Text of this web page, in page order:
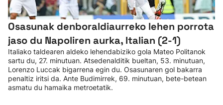
Osasunak denboraldiaurreko lehen porrota
jaso du Napoliren aurka, Italian (2-1)
Italiako taldearen aldeko lehendabiziko gola Mateo Politanok
sartu du, 27. minutuan. Atsedenalditik bueltan, 53. minutuan,
Lorenzo Luccak bigarrena egin du. Osasunaren gol bakarra
penaltiz iritsi da. Ante Budimirrek, 69. minutuan, bete-betean
asmatu du hamaika metroetatik.